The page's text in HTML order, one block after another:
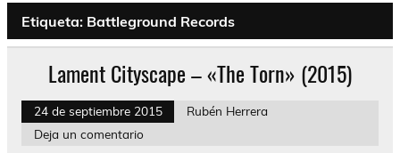
Etiqueta: Battleground Records
Lament Cityscape – «The Torn» (2015)
24 de septiembre 2015
Rubén Herrera
Deja un comentario